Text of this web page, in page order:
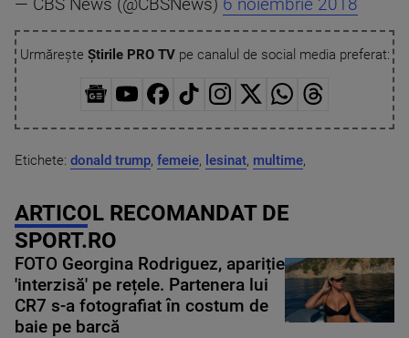
— CBS News (@CBSNews) 6 noiembrie 2018
Urmărește Știrile PRO TVpe canalul de social media preferat:
Etichete: donald trump, femeie, lesinat, multime,
ARTICOL RECOMANDAT DE
SPORT.RO
FOTO Georgina Rodriguez, apariție
'interzisă' pe rețele. Partenera lui
CR7 s-a fotografiat în costum de
baie pe barcă